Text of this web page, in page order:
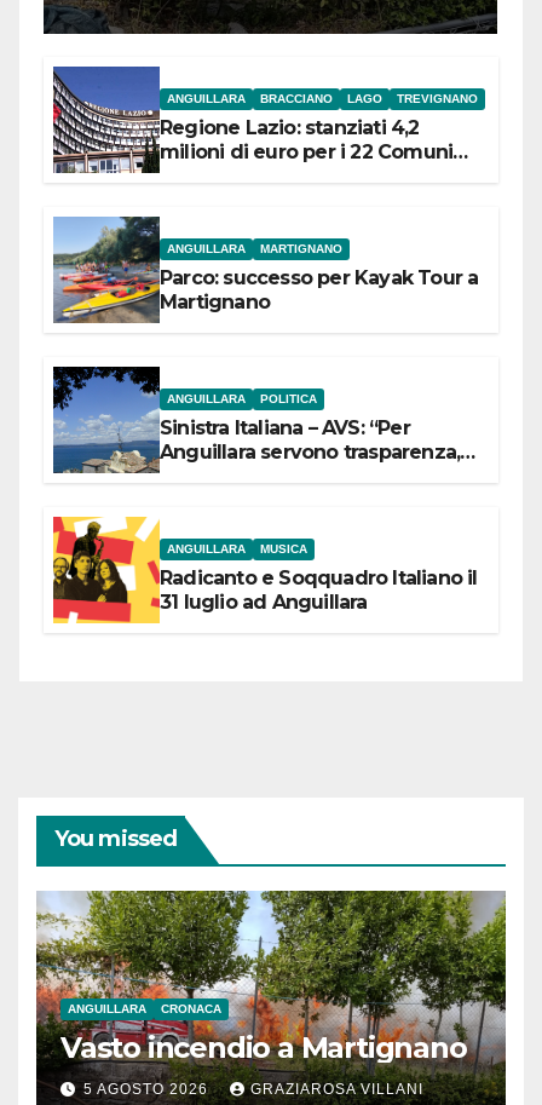
ANGUILLARA BRACCIANO LAGO TREVIGNANO
Regione Lazio: stanziati 4,2
milioni di euro per i 22 Comuni
ANGUILLARA MARTIGNANO
Parco: successo per Kayak Tour a
Martignano
ANGUILLARA POLITICA
Sinistra Italiana – AVS: “Per
Anguillara servono trasparenza,
ANGUILLARA MUSICA
Radicanto e Soqquadro Italiano il
31 luglio ad Anguillara
You missed
ANGUILLARA CRONACA
Vasto incendio a Martignano
5 AGOSTO 2026 GRAZIAROSA VILLANI